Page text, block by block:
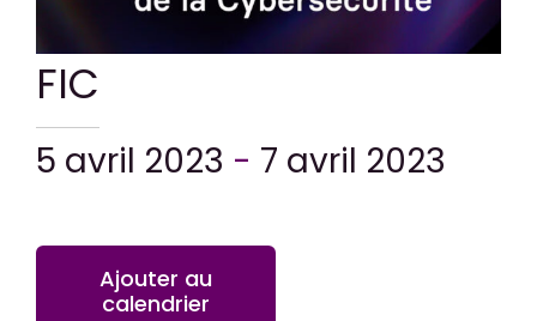
FIC
5 avril 2023 - 7 avril 2023
Ajouter au
calendrier